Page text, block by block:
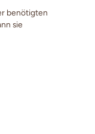
benötigten
sie